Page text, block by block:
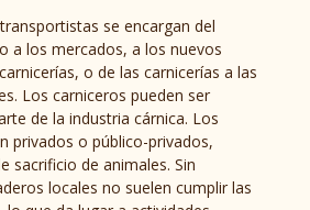
se encargan del
a los mercados, a los nuevos
o de las carnicerías a las
Los carniceros pueden ser
de la industria cárnica. Los
privados o público-privados,
sacrificio de animales. Sin
locales no suelen cumplir las